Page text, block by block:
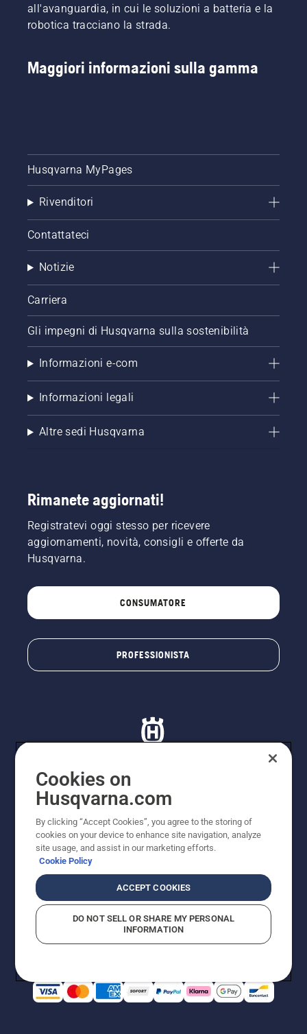
all'avanguardia, in cui le soluzioni a batteria e la
robotica tracciano la strada.
Maggiori informazioni sulla gamma
Husqvarna MyPages
Rivenditori
Contattateci
Notizie
Carriera
Gli impegni di Husqvarna sulla sostenibilità
Informazioni e-com
Informazioni legali
Altre sedi Husqvarna
Rimanete aggiornati!
Registratevi oggi stesso per ricevere
aggiornamenti, novità, consigli e offerte da
Husqvarna.
CONSUMATORE
PROFESSIONISTA
© Husqvarna AB (publ). Tutti i diritti riservati. I prezzi
Husqvarna Schweiz AG per i rivenditori specializzati
aderenti all’iniziativa, prezzi in CHF comprensivi di IVA
all’ 8,1% e TRA. Con riserva di modifica. Tutti i prezzi
indicati sono prezzi al dettaglio consigliati (IVA inclusa),
a meno che il prodotto non sia disponibile per l'acquisto
Informativa sulla privacyRiferimentiCGVF Negozio online
Segnalazione di presunte violazioni
Cookies on
Husqvarna.com
By clicking “Accept Cookies”, you agree to the storing of
cookies on your device to enhance site navigation, analyze
site usage, and assist in our marketing efforts.
Cookie Policy
ACCEPT COOKIES
DO NOT SELL OR SHARE MY PERSONAL
INFORMATION